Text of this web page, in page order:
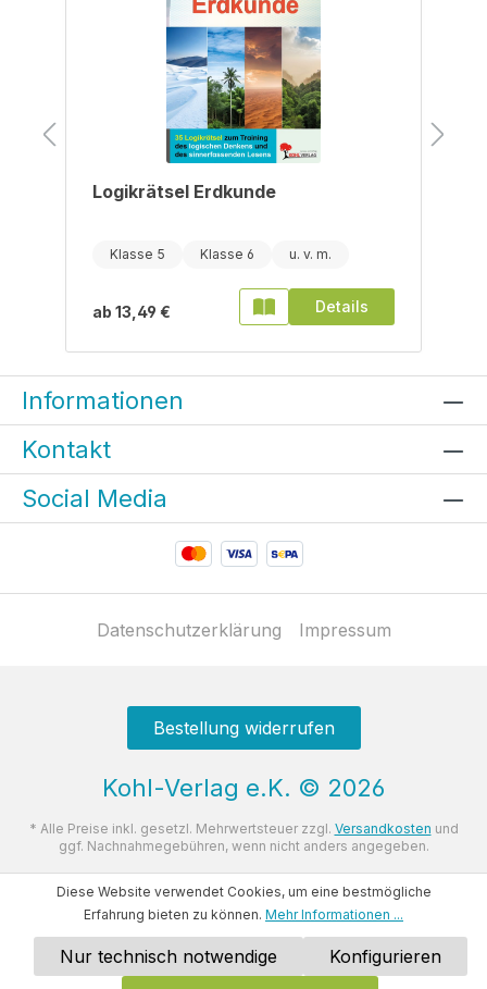
Logikrätsel Erdkunde
Klasse 5 Klasse 6
ab 13,49 € Details
Informationen
Kontakt
Social Media
Datenschutzerklärung Impressum
Bestellung widerrufen
Kohl-Verlag e.K. © 2026
* Alle Preise inkl. gesetzl. Mehrwertsteuer zzgl. Versandkosten und
ggf. Nachnahmegebühren, wenn nicht anders angegeben.
Diese Website verwendet Cookies, um eine bestmögliche
Erfahrung bieten zu können. Mehr Informationen ...
Nur technisch notwendige
Konfigurieren